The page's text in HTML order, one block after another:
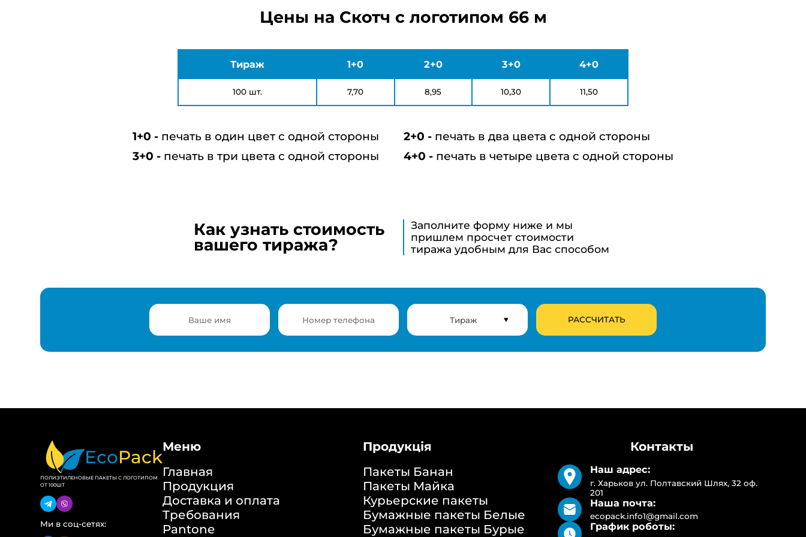
Цены на Скотч с логотипом 66 м
Тираж 1+0 2+0 3+0 4+0
100 шт. 7,70 8,95 10,30 11,50
печать в один цвет с одной стороны
печать в два цвета с одной стороны
печать в три цвета с одной стороны
печать в четыре цвета с одной стороны
Как узнать стоимость
вашего тиража?
Заполните форму ниже и мы
пришлем просчет стоимости
тиража удобным для Вас способом
EcoPack
ПОЛИЭТИЛЕНОВЫЕ ПАКЕТЫ С ЛОГОТИПОМ
ОТ 100ШТ
Ми в соц-сетях:
Меню
Главная
Продукция
Доставка и оплата
Требования
Pantone
Продукція
Пакеты Банан
Пакеты Майка
Курьерские пакеты
Бумажные пакеты Белые
Бумажные пакеты Бурые
Контакты
Наш адрес:
г. Харьков ул. Полтавский Шлях, 32 оф.
201
Наша почта:
ecopack.info1@gmail.com
График роботы: